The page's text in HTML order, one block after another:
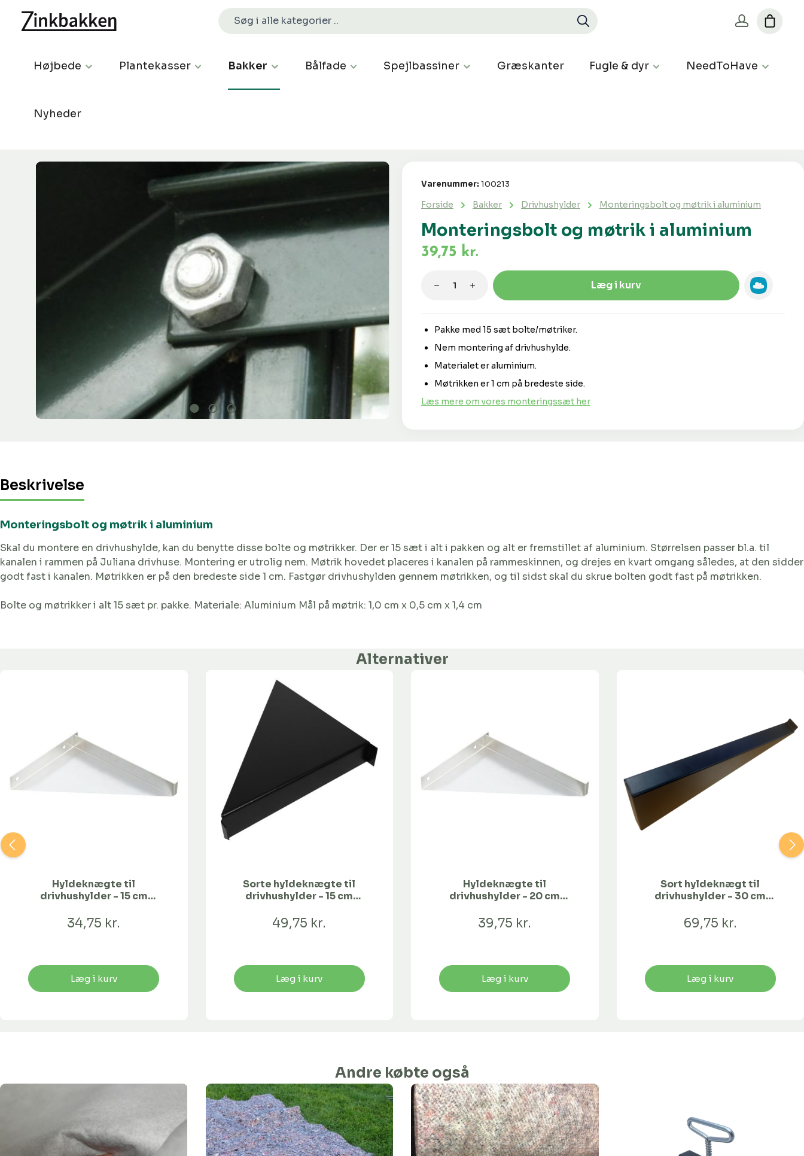
Højbede Plantekasser Bakker Bålfade Spejlbassiner Græskanter Fugle & dyr NeedToHave
Nyheder
Spring over billedgalleri
Monteringsbolt og møtrik i aluminium
Forside Bakker Drivhushylder Monteringsbolt og møtrik i aluminium
Varenummer: 100213
Pakke med 15 sæt bolte/møtriker.
Nem montering af drivhushylde.
Materialet er aluminium.
Møtrikken er 1 cm på bredeste side.
Læs mere om vores monteringssæt her
39,75 kr.
Produktmængde: Indtast den ønskede mængde,
Læg i kurv
Beskrivelse
Monteringsbolt og møtrik i aluminium
Skal du montere en drivhushylde, kan du benytte disse bolte og møtrikker. Der er 15 sæt i alt i pakken og alt er fremstillet af aluminium. Størrelsen passer bl.a. til
kanalen i rammen på Juliana drivhuse. Montering er utrolig nem. Møtrik hovedet placeres i kanalen på rammeskinnen, og drejes en kvart omgang således, at den sidder
godt fast i kanalen. Møtrikken er på den bredeste side 1 cm. Fastgør drivhushylden gennem møtrikken, og til sidst skal du skrue bolten godt fast på møtrikken.
Bolte og møtrikker i alt 15 sæt pr. pakke. Materiale: Aluminium Mål på møtrik: 1,0 cm x 0,5 cm x 1,4 cm
Alternativer
Hyldeknægte til
drivhushylder - 15 cm
34,75 kr.
Læg i kurv
Sorte hyldeknægte til
drivhushylder - 15 cm
49,75 kr.
Læg i kurv
Hyldeknægte til
drivhushylder - 20 cm
39,75 kr.
Læg i kurv
Sort hyldeknægt til
drivhushylder - 30 cm
69,75 kr.
Læg i kurv
Andre købte også